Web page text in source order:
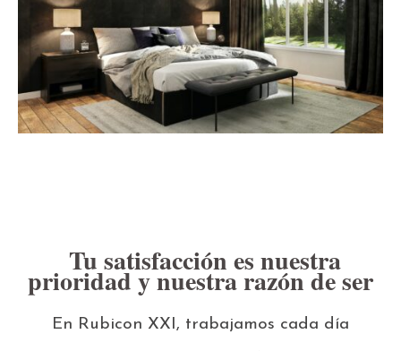
Tu satisfacción es nuestra
prioridad y nuestra razón de ser
En Rubicon XXI, trabajamos cada día